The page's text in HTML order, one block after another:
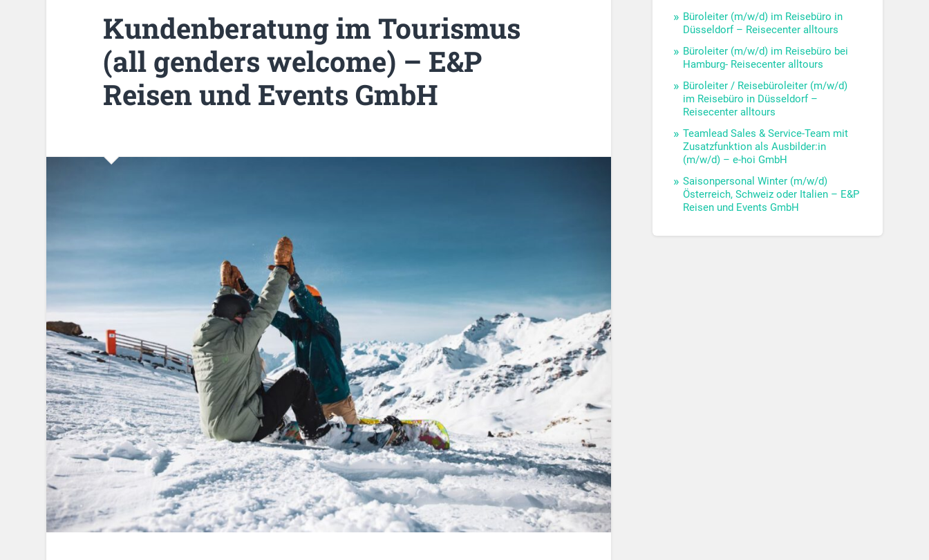
Kundenberatung im Tourismus
(all genders welcome) – E&P
Reisen und Events GmbH
Büroleiter (m/w/d) im Reisebüro in
Düsseldorf – Reisecenter alltours
Büroleiter (m/w/d) im Reisebüro bei
Hamburg- Reisecenter alltours
Büroleiter / Reisebüroleiter (m/w/d)
im Reisebüro in Düsseldorf –
Reisecenter alltours
Teamlead Sales & Service-Team mit
Zusatzfunktion als Ausbilder:in
(m/w/d) – e-hoi GmbH
Saisonpersonal Winter (m/w/d)
Österreich, Schweiz oder Italien – E&P
Reisen und Events GmbH